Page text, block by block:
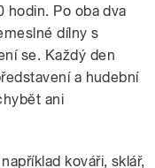
hodin. Po oba dva
dílny s
se. Každý den
a hudební
ani
kováři, sklář,